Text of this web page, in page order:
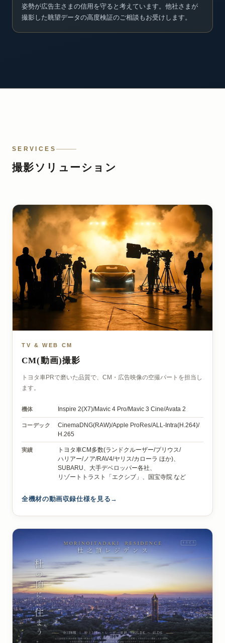
姿勢が広告主さまの信用を守ると考えています。他社さまが
撮影した眺望データの高度検証のご相談もお受けします。
SERVICES
撮影ソリューション
TV & WEB CM
CM(動画)撮影
トヨタ車PRで磨いた品質で、CM・広告映像の空撮パートを担当し
ます。
機体 Inspire 2(X7)/Mavic 4 Pro/Mavic 3 Cine/Avata 2
コーデック CinemaDNG(RAW)/Apple ProRes/ALL-Intra(H.264)/
H.265
実績 トヨタ車CM多数(ランドクルーザー/プリウス/
ハリアー/ノア/RAV4/ヤリス/カローラ ほか)、
SUBARU、 大手デベロッパー各社、
リゾートトラスト「エクシブ」、
国宝寺院 など
全機材の動画収録仕様を見る